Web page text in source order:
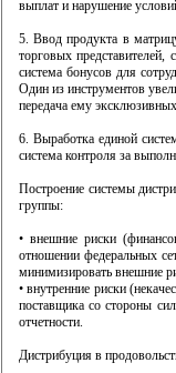
выплат и нарушение
5. Ввод продукта в
торговых
система бонусов для
Один из инструментов
передача ему
6. Выработка единой
система контроля за
Построение системы
группы:
• внешние риски
отношении федеральных
минимизировать внешние
• внутренние риски
поставщика со стороны
отчетности.
Дистрибуция в